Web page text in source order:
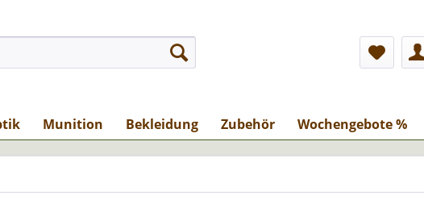
Munition Bekleidung Zubehör Wochengebote %